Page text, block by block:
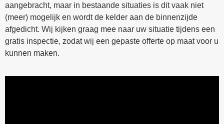
aangebracht, maar in bestaande situaties is dit vaak niet
(meer) mogelijk en wordt de kelder aan de binnenzijde
afgedicht. Wij kijken graag mee naar uw situatie tijdens een
gratis inspectie, zodat wij een gepaste offerte op maat voor u
kunnen maken.